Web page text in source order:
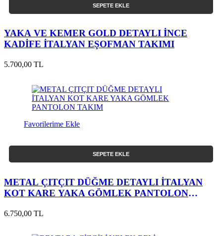
SEPETE EKLE
YAKA VE KEMER GOLD DETAYLI İNCE
KADİFE İTALYAN EŞOFMAN TAKIMI
5.700,00 TL
Favorilerime Ekle
SEPETE EKLE
METAL ÇITÇIT DÜĞME DETAYLI İTALYAN
KOT KARE YAKA GÖMLEK PANTOLON
6.750,00 TL